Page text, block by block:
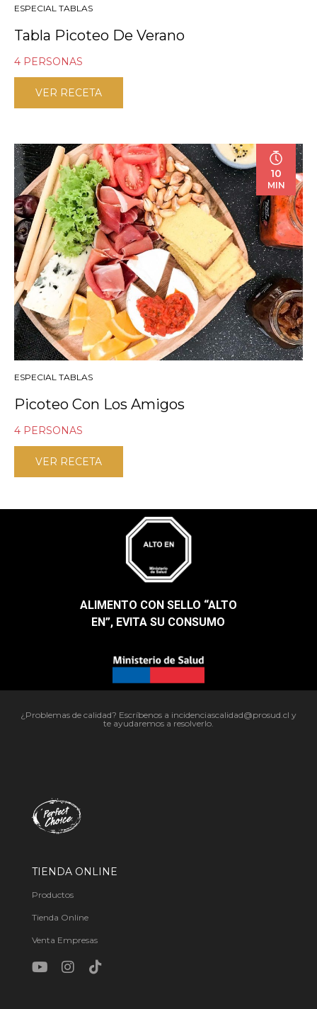
ESPECIAL TABLAS
Tabla Picoteo De Verano
4 PERSONAS
VER RECETA
10
MIN
ESPECIAL TABLAS
Picoteo Con Los Amigos
4 PERSONAS
VER RECETA
ALIMENTO CON SELLO “ALTO
EN”, EVITA SU CONSUMO​
¿Problemas de calidad? Escríbenos a incidenciascalidad@prosud.cl y
te ayudaremos a resolverlo.
TIENDA ONLINE
Productos
Tienda Online
Venta Empresas